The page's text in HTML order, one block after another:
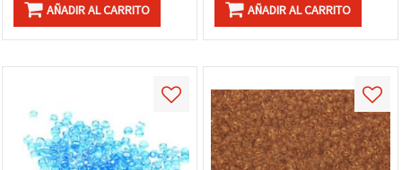
AÑADIR AL CARRITO AÑADIR AL CARRITO